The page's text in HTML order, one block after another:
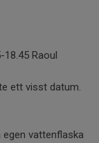
Raoul
ett visst datum.
egen vattenflaska